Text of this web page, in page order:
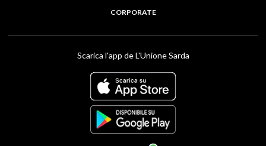
CORPORATE
Scarica l'app de L'Unione Sarda